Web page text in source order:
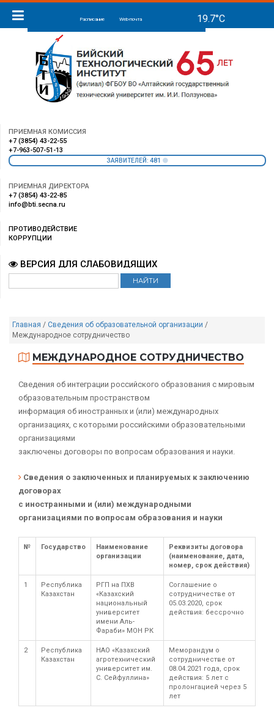
Расписание Web-почта
ПРИЕМНАЯ КОМИССИЯ
+7 (3854) 43-22-55
+7-963-507-51-13
ЗАЯВИТЕЛЕЙ: 481
ПРИЕМНАЯ ДИРЕКТОРА
+7 (3854) 43-22-85
info@bti.secna.ru
ПРОТИВОДЕЙСТВИЕ
КОРРУПЦИИ
ВЕРСИЯ ДЛЯ СЛАБОВИДЯЩИХ
Главная / Сведения об образовательной организации /
Международное сотрудничество
МЕЖДУНАРОДНОЕ СОТРУДНИЧЕСТВО
Сведения об интеграции российского образования с мировым
образовательным пространством
информация об иностранных и (или) международных
организациях, с которыми российскими образовательными
организациями
заключены договоры по вопросам образования и науки.
Сведения о заключенных и планируемых к заключению
договорах
с иностранными и (или) международными
организациями по вопросам образования и науки
№ Государство
Наименование
организации
Реквизиты договора
(наименование, дата,
номер, срок действия)
1
Республика
Казахстан
РГП на ПХВ
«Казахский
национальный
университет
имени Аль-
Фараби» МОН РК
Соглашение о
сотрудничестве от
05.03.2020, срок
действия: бессрочно
2
Республика
Казахстан
НАО «Казахский
агротехнический
университет им.
С. Сейфуллина»
Меморандум о
сотрудничестве от
08.04.2021 года, срок
действия: 5 лет с
пролонгацией через 5
лет